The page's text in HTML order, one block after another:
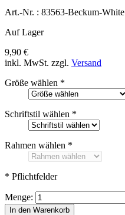
Art.-Nr. : 83563-Beckum-White
Auf Lager
9,90 €
inkl. MwSt. zzgl. Versand
Größe wählen *
Schriftstil wählen *
Rahmen wählen *
* Pflichtfelder
Menge:
In den Warenkorb